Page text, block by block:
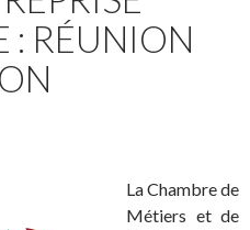
: RÉUNION
La Chambre de
Métiers et de